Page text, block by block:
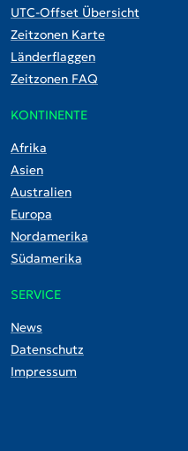
UTC-Offset Übersicht
Zeitzonen Karte
Länderflaggen
Zeitzonen FAQ
KONTINENTE
Afrika
Asien
Australien
Europa
Nordamerika
Südamerika
SERVICE
News
Datenschutz
Impressum